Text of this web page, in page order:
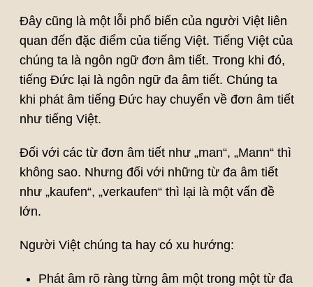
Đây cũng là một lỗi phổ biến của người Việt liên
quan đến đặc điểm của tiếng Việt. Tiếng Việt của
chúng ta là ngôn ngữ đơn âm tiết. Trong khi đó,
tiếng Đức lại là ngôn ngữ đa âm tiết. Chúng ta
khi phát âm tiếng Đức hay chuyển về đơn âm tiết
như tiếng Việt.
Đối với các từ đơn âm tiết như „man“, „Mann“ thì
không sao. Nhưng đối với những từ đa âm tiết
như „kaufen“, „verkaufen“ thì lại là một vấn đề
lớn.
Người Việt chúng ta hay có xu hướng:
Phát âm rõ ràng từng âm một trong một từ đa